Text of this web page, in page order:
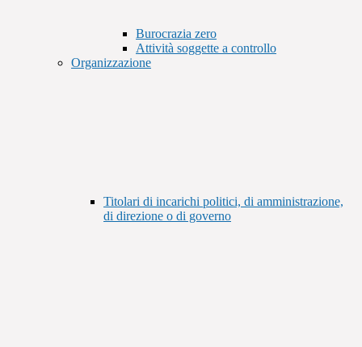
Burocrazia zero
Attività soggette a controllo
Organizzazione
Titolari di incarichi politici, di amministrazione,
di direzione o di governo